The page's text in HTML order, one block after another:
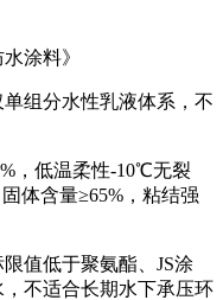
涂料》
组分水性乳液体系，不
，低温柔性-10℃无裂
体含量≥65%，粘结强
值低于聚氨酯、JS涂
不适合长期水下承压环